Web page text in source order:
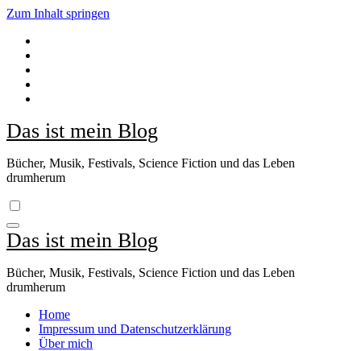
Zum Inhalt springen
Das ist mein Blog
Bücher, Musik, Festivals, Science Fiction und das Leben
drumherum
Das ist mein Blog
Bücher, Musik, Festivals, Science Fiction und das Leben
drumherum
Home
Impressum und Datenschutzerklärung
Über mich